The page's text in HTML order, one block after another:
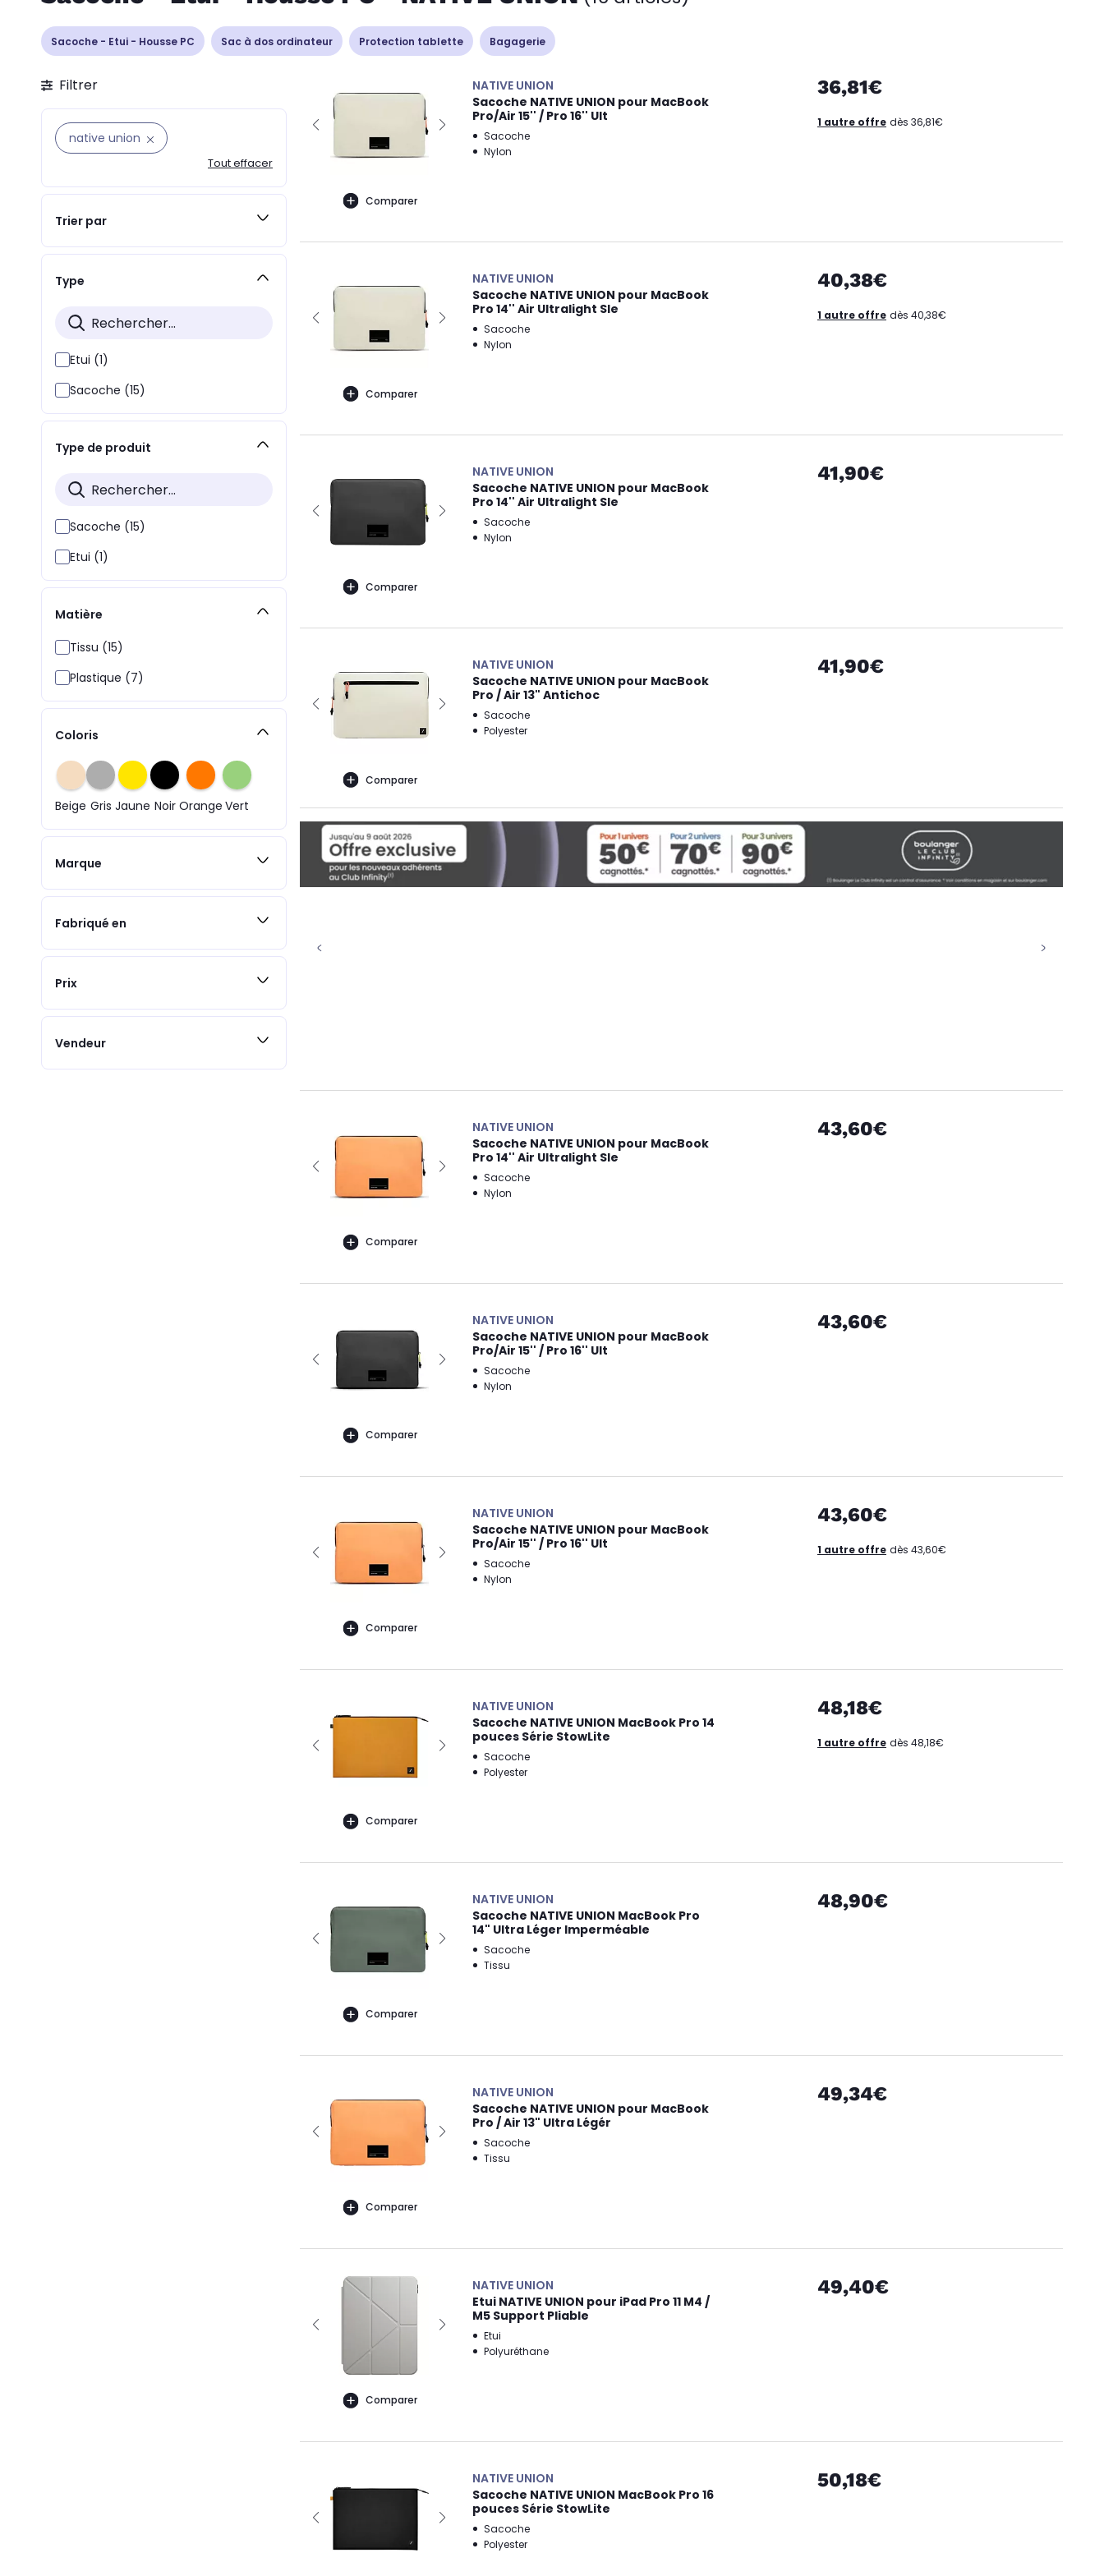
Sacoche - Etui - Housse PC Sac à dos ordinateur Protection tablette Bagagerie
Filtrer
native union
Tout effacer
Trier par
Type
Etui (1)
Sacoche (15)
Type de produit
Sacoche (15)
Etui (1)
Matière
Tissu (15)
Plastique (7)
Coloris
Beige Gris Jaune Noir Orange Vert
Marque
Fabriqué en
Prix
Vendeur
Comparer
NATIVE UNION
Sacoche NATIVE UNION pour MacBook
Pro/Air 15'' / Pro 16'' Ult
Sacoche
Nylon
36,81€
1 autre offre dès 36,81€
Comparer
NATIVE UNION
Sacoche NATIVE UNION pour MacBook
Pro 14'' Air Ultralight Sle
Sacoche
Nylon
40,38€
1 autre offre dès 40,38€
Comparer
NATIVE UNION
Sacoche NATIVE UNION pour MacBook
Pro 14'' Air Ultralight Sle
Sacoche
Nylon
41,90€
Comparer
NATIVE UNION
Sacoche NATIVE UNION pour MacBook
Pro / Air 13" Antichoc
Sacoche
Polyester
41,90€
Comparer
NATIVE UNION
Sacoche NATIVE UNION pour MacBook
Pro 14'' Air Ultralight Sle
Sacoche
Nylon
43,60€
Comparer
NATIVE UNION
Sacoche NATIVE UNION pour MacBook
Pro/Air 15'' / Pro 16'' Ult
Sacoche
Nylon
43,60€
Comparer
NATIVE UNION
Sacoche NATIVE UNION pour MacBook
Pro/Air 15'' / Pro 16'' Ult
Sacoche
Nylon
43,60€
1 autre offre dès 43,60€
Comparer
NATIVE UNION
Sacoche NATIVE UNION MacBook Pro 14
pouces Série StowLite
Sacoche
Polyester
48,18€
1 autre offre dès 48,18€
Comparer
NATIVE UNION
Sacoche NATIVE UNION MacBook Pro
14" Ultra Léger Imperméable
Sacoche
Tissu
48,90€
Comparer
NATIVE UNION
Sacoche NATIVE UNION pour MacBook
Pro / Air 13" Ultra Légér
Sacoche
Tissu
49,34€
Comparer
NATIVE UNION
Etui NATIVE UNION pour iPad Pro 11 M4 /
M5 Support Pliable
Etui
Polyuréthane
49,40€
NATIVE UNION
Sacoche NATIVE UNION MacBook Pro 16
pouces Série StowLite
Sacoche
Polyester
50,18€